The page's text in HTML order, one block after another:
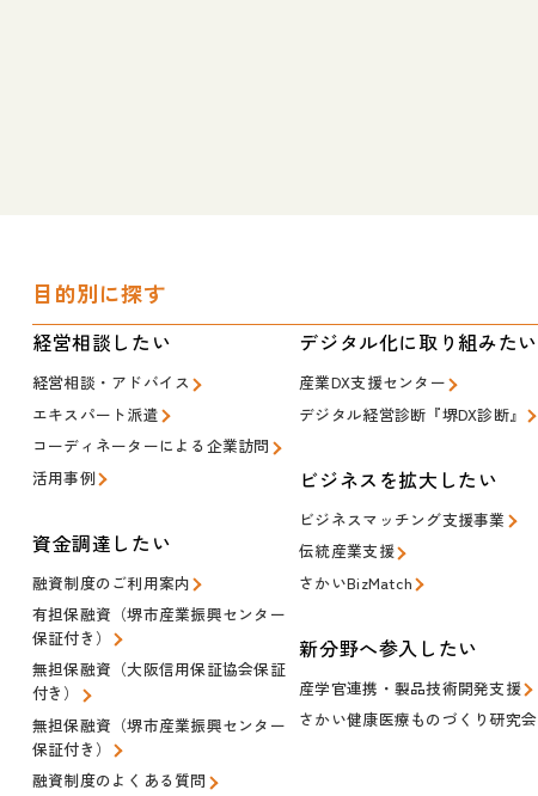
目的別に探す
経営相談したい
経営相談・アドバイス
エキスパート派遣
コーディネーターによる企業訪問
活用事例
資金調達したい
融資制度のご利用案内
有担保融資（堺市産業振興センター
保証付き）
無担保融資（大阪信用保証協会保証
付き）
無担保融資（堺市産業振興センター
保証付き）
融資制度のよくある質問
デジタル化に取り組みたい
産業DX支援センター
デジタル経営診断『堺DX診断』
ビジネスを拡大したい
ビジネスマッチング支援事業
伝統産業支援
さかいBizMatch
新分野へ参入したい
産学官連携・製品技術開発支援
さかい健康医療ものづくり研究会